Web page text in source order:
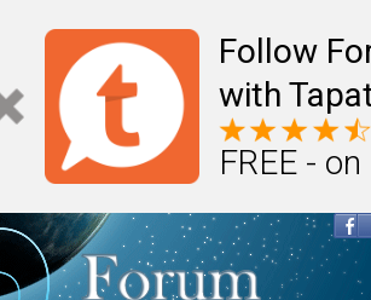
Follow
with
FREE -